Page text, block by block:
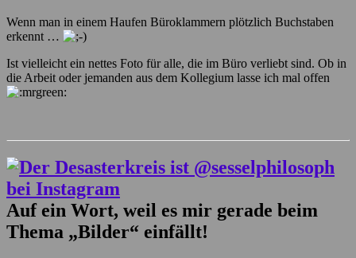
Wenn man in einem Haufen Büroklammern plötzlich Buchstaben
erkennt …
Ist vielleicht ein nettes Foto für alle, die im Büro verliebt sind. Ob in
die Arbeit oder jemanden aus dem Kollegium lasse ich mal offen
Auf ein Wort, weil es mir gerade beim
Thema „Bilder“ einfällt!